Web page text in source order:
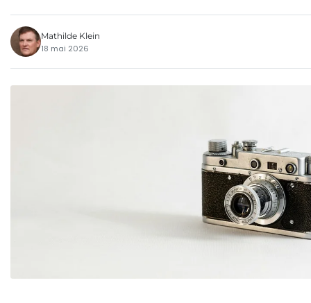
Mathilde Klein
18 mai 2026